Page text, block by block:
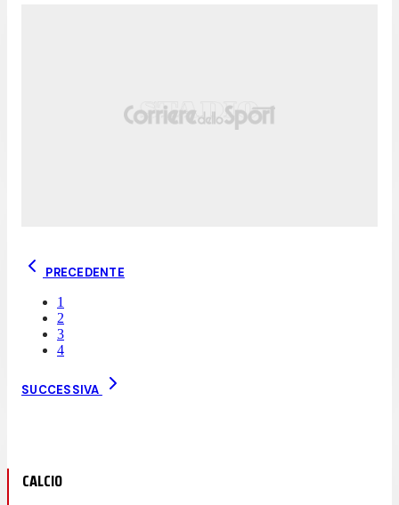
PRECEDENTE
1
2
3
4
SUCCESSIVA
CALCIO